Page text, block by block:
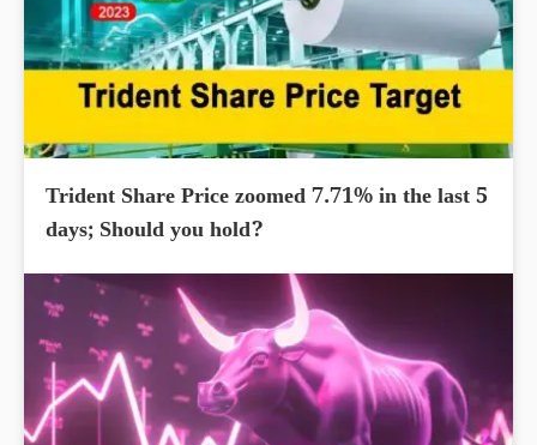
Trident Share Price zoomed 7.71% in the last 5
days; Should you hold?